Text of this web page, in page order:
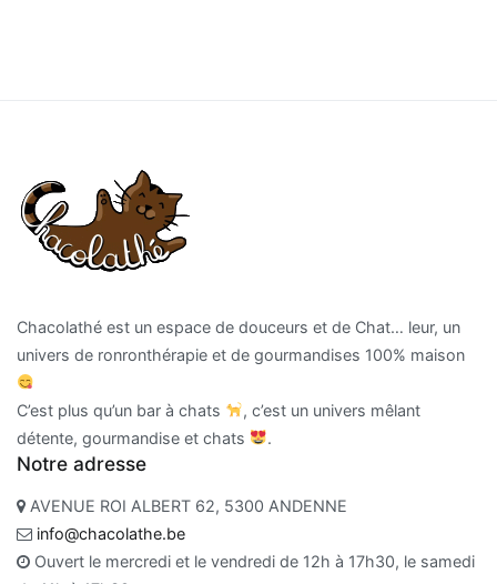
Chacolathé est un espace de douceurs et de Chat… leur, un
univers de ronronthérapie et de gourmandises 100% maison
C’est plus qu’un bar à chats
, c’est un univers mêlant
détente, gourmandise et chats
.
Notre adresse
AVENUE ROI ALBERT 62, 5300 ANDENNE
info@chacolathe.be
Ouvert le mercredi et le vendredi de 12h à 17h30, le samedi